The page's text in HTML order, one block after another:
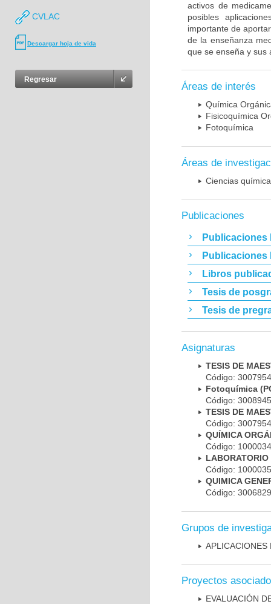
CVLAC
Descargar hoja de vida
Regresar
activos de
posibles
importante de
de la enseñanza
que se enseña y sus
Áreas de interés
Química
Fisicoquímica
Fotoquímica
Áreas de
Ciencias
Publicaciones
Publicaciones
Publicaciones
Libros
Tesis de
Tesis de
Asignaturas
TESIS DE
Código:
Fotoquímica
Código:
TESIS DE
Código:
QUÍMICA
Código:
LABORATORIO
Código:
QUIMICA
Código:
Grupos de
Proyectos
EVALUACIÓN